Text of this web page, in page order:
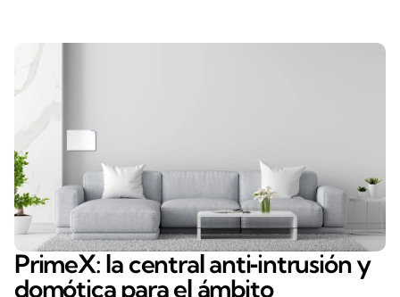
PrimeX: la central anti‑intrusión y
domótica para el ámbito